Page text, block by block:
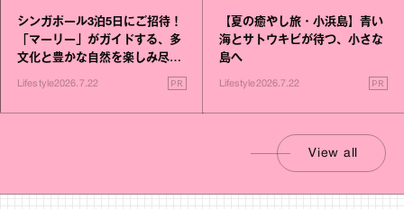
シンガポール3泊5日にご招待！
「マーリー」がガイドする、多
文化と豊かな自然を楽しみ尽く
Lifestyle2026.7.22 PR
【夏の癒やし旅・小浜島】青い
海とサトウキビが待つ、小さな
島へ
Lifestyle2026.7.22 PR
View all